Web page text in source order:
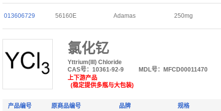
013606729 56160E Adamas 250mg
氯化钇
Yttrium(III) Chloride
CAS号：10361-92-9
MDL号：MFCD00011470
上下游产品
(稳定提供多瓶与大包装)
产品编号 原商品编号 品牌 规格